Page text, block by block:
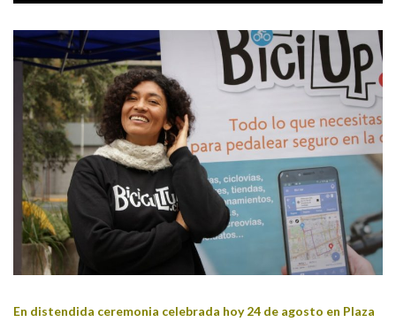
En distendida ceremonia celebrada hoy 24 de agosto en Plaza